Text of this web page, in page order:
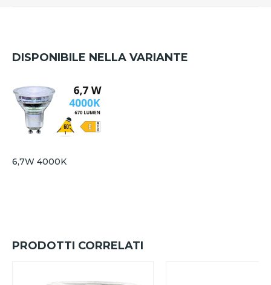
DISPONIBILE NELLA VARIANTE
6,7W 4000K
PRODOTTI CORRELATI